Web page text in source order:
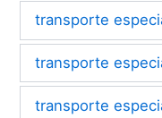
transporte
transporte
transporte